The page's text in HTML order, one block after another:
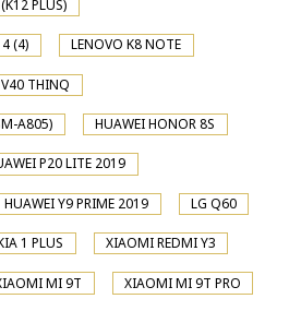
PLUS)
(4) LENOVO K8 NOTE
THINQ
A805) HUAWEI HONOR 8S
P20 LITE 2019
HUAWEI Y9 PRIME 2019 LG Q60
1 PLUS XIAOMI REDMI Y3
MI 9T XIAOMI MI 9T PRO